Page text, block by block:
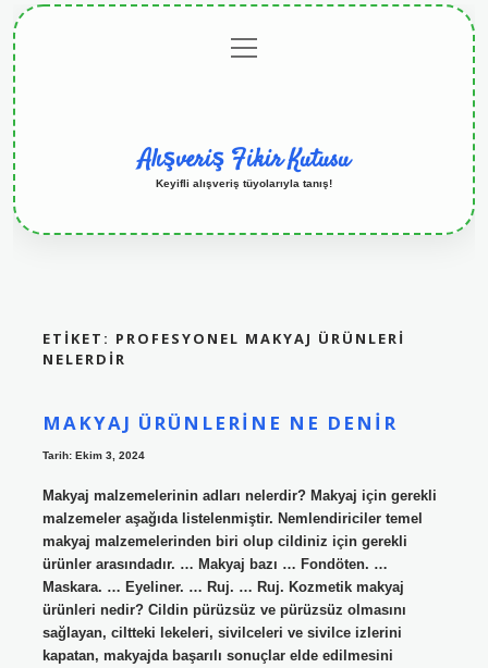
menüyü
aç
Alışveriş Fikir Kutusu
Keyifli alışveriş tüyolarıyla tanış!
ETIKET: PROFESYONEL MAKYAJ ÜRÜNLERI
NELERDIR
MAKYAJ ÜRÜNLERINE NE DENIR
Tarih: Ekim 3, 2024
Makyaj malzemelerinin adları nelerdir? Makyaj için gerekli
malzemeler aşağıda listelenmiştir. Nemlendiriciler temel
makyaj malzemelerinden biri olup cildiniz için gerekli
ürünler arasındadır. … Makyaj bazı … Fondöten. …
Maskara. … Eyeliner. … Ruj. … Ruj. Kozmetik makyaj
ürünleri nedir? Cildin pürüzsüz ve pürüzsüz olmasını
sağlayan, ciltteki lekeleri, sivilceleri ve sivilce izlerini
kapatan, makyajda başarılı sonuçlar elde edilmesini